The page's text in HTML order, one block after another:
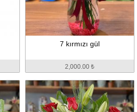
7 kırmızı gül
2,000.00 ₺